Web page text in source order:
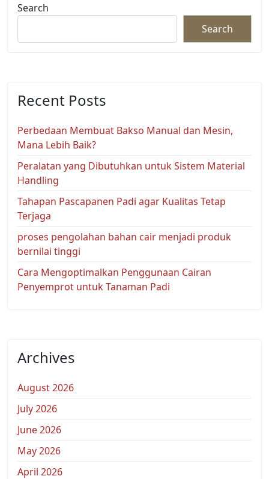
Search
Search
Recent Posts
Perbedaan Membuat Bakso Manual dan Mesin,
Mana Lebih Baik?
Peralatan yang Dibutuhkan untuk Sistem Material
Handling
Tahapan Pascapanen Padi agar Kualitas Tetap
Terjaga
proses pengolahan bahan cair menjadi produk
bernilai tinggi
Cara Mengoptimalkan Penggunaan Cairan
Penyemprot untuk Tanaman Padi
Archives
August 2026
July 2026
June 2026
May 2026
April 2026